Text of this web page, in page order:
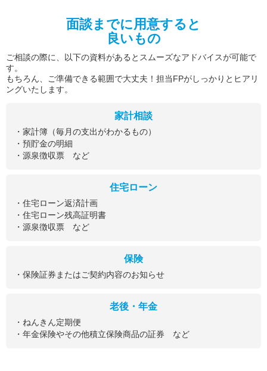
面談までに用意すると
良いもの
ご相談の際に、以下の資料があるとスムーズなアドバイスが可能で
す。
もちろん、ご準備できる範囲で大丈夫！担当FPがしっかりとヒアリ
ングいたします。
家計相談
・家計簿（毎月の支出がわかるもの）
・預貯金の明細
・源泉徴収票 など
住宅ローン
・住宅ローン返済計画
・住宅ローン残高証明書
・源泉徴収票 など
保険
・保険証券またはご契約内容のお知らせ
老後・年金
・ねんきん定期便
・年金保険やその他積立保険商品の証券 など